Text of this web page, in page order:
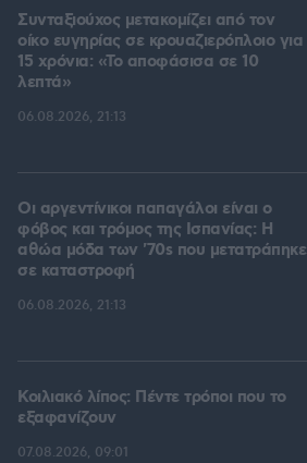
Συνταξιούχος μετακομίζει από τον
οίκο ευγηρίας σε κρουαζιερόπλοιο για
15 χρόνια: «Το αποφάσισα σε 10
λεπτά»
06.08.2026, 21:13
Οι αργεντίνικοι παπαγάλοι είναι ο
φόβος και τρόμος της Ισπανίας: Η
αθώα μόδα των '70s που μετατράπηκε
σε καταστροφή
06.08.2026, 21:13
Κοιλιακό λίπος: Πέντε τρόποι που το
εξαφανίζουν
07.08.2026, 09:01